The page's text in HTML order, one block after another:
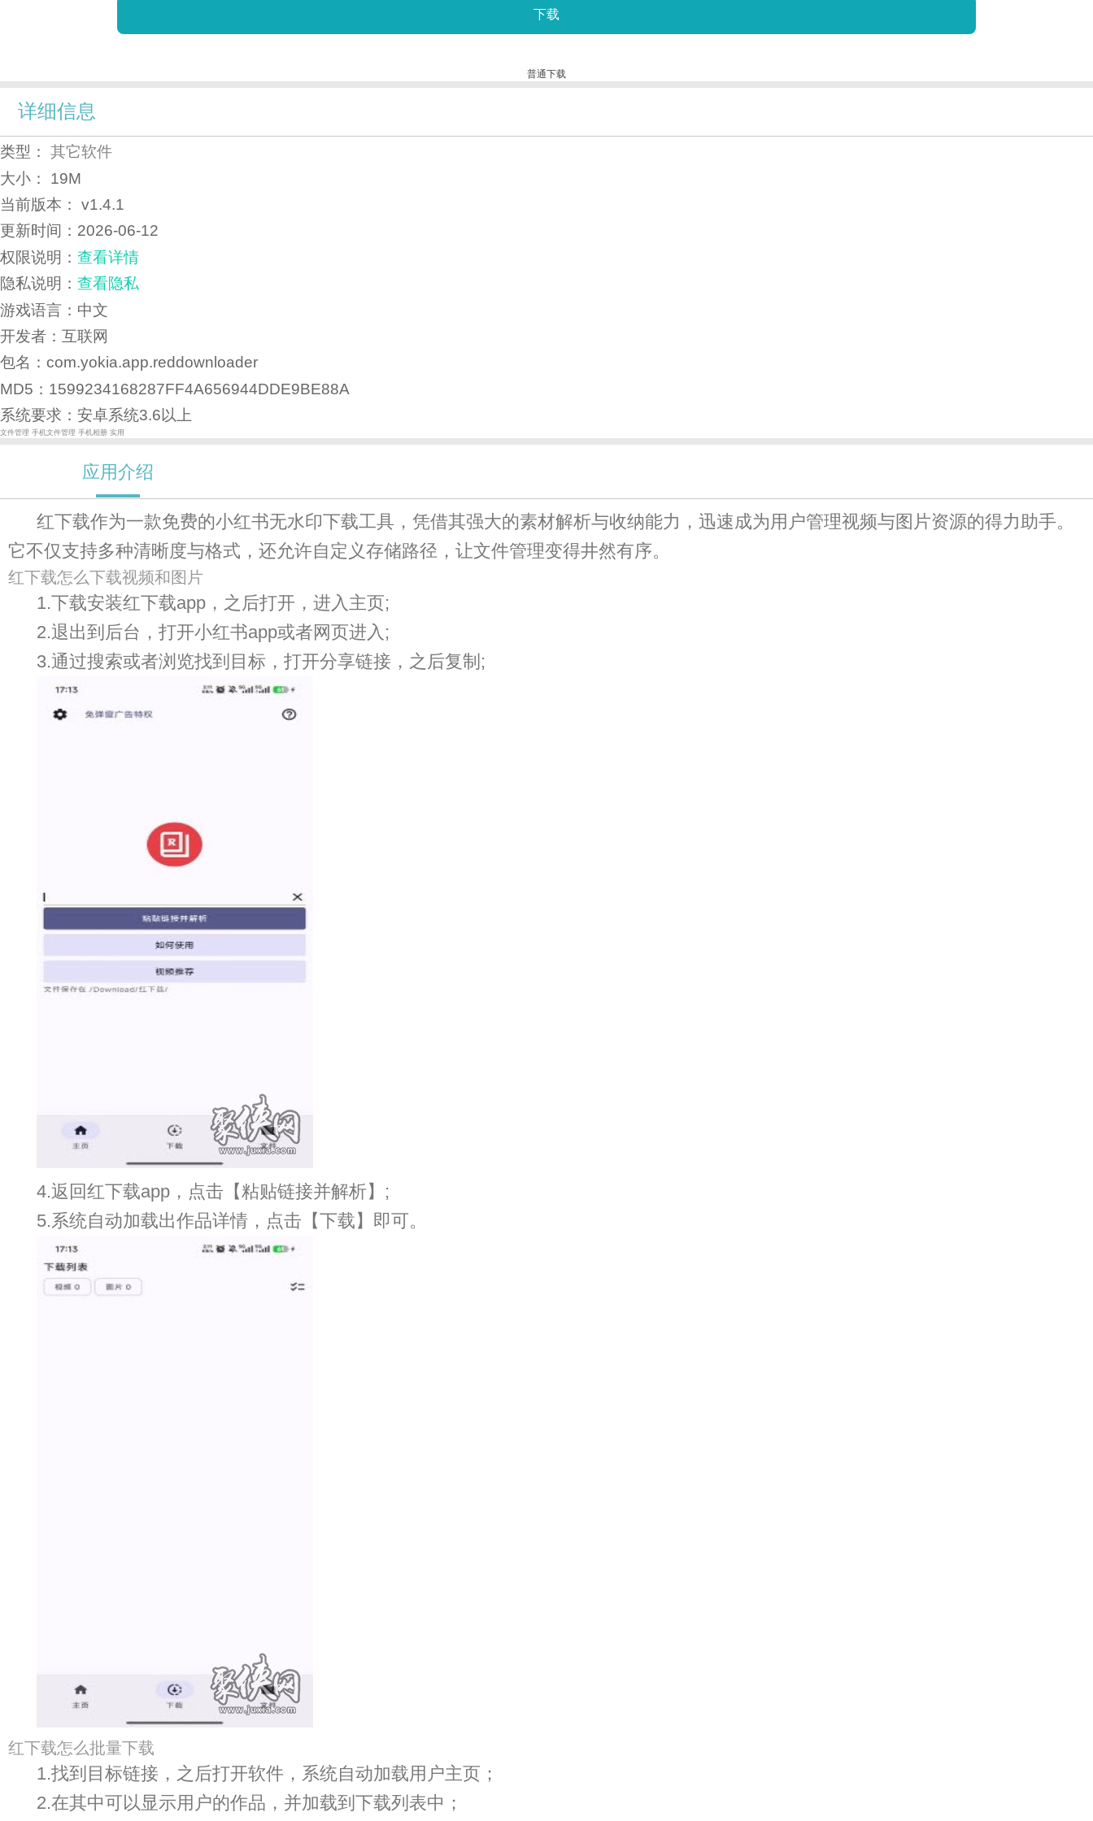
下载
普通下载
详细信息
类型： 其它软件
大小：
19M
当前版本： v1.4.1
更新时间： 2026-06-12
权限说明： 查看详情
隐私说明： 查看隐私
游戏语言：中文
开发者：互联网
包名：com.yokia.app.reddownloader
MD5：1599234168287FF4A656944DDE9BE88A
系统要求：安卓系统3.6以上
文件管理 手机文件管理 手机相册 实用
应用介绍
红下载作为一款免费的小红书无水印下载工具，凭借其强大的素材解析与收纳能力，迅速成为用户管理视频与图片资源的得力助手。
它不仅支持多种清晰度与格式，还允许自定义存储路径，让文件管理变得井然有序。
红下载怎么下载视频和图片
1.下载安装红下载app，之后打开，进入主页;
2.退出到后台，打开小红书app或者网页进入;
3.通过搜索或者浏览找到目标，打开分享链接，之后复制;
4.返回红下载app，点击【粘贴链接并解析】;
5.系统自动加载出作品详情，点击【下载】即可。
红下载怎么批量下载
1.找到目标链接，之后打开软件，系统自动加载用户主页；
2.在其中可以显示用户的作品，并加载到下载列表中；